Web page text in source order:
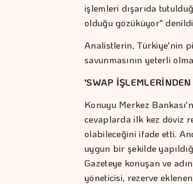
işlemleri dışarıda
olduğu gözüküyor"
Analistlerin, Türkiye'nin
savunmasının yeterli
​'SWAP
Konuyu Merkez
cevaplarda ilk kez döviz
olabileceğini ifade etti.
uygun bir şekilde
Gazeteye konuşan ve
yöneticisi, rezerve